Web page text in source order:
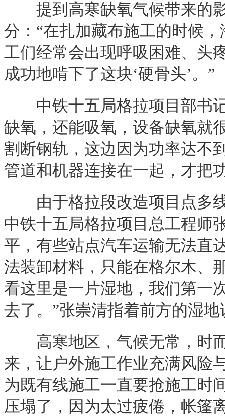
提到高寒缺氧气候带来的影
分：“在扎加藏布施工的时候
工们经常会出现呼吸困难、头
成功地啃下了这块‘硬骨头’。”
中铁十五局格拉项目部书记
缺氧，还能吸氧，设备缺氧就
割断钢轨，这边因为功率达不
管道和机器连接在一起，才把
由于格拉段改造项目点多线
中铁十五局格拉项目总工程师
平，有些站点汽车运输无法直
法装卸材料，只能在格尔木、
看这里是一片湿地，我们第一
去了。”张崇清指着前方的湿地
高寒地区，气候无常，时而
来，让户外施工作业充满风险
为既有线施工一直要抢施工时
压塌了，因为太过疲倦，帐篷